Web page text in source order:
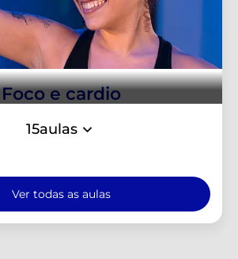
Foco e cardio
15aulas
Ver todas as aulas